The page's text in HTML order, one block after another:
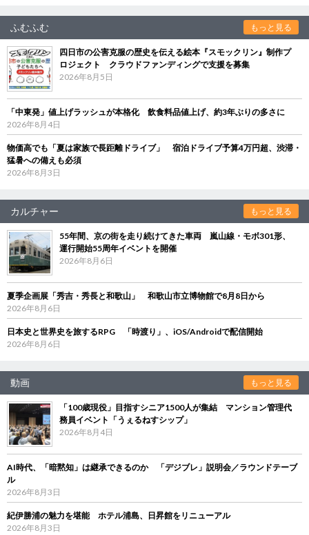
ふむふむ もっと見る
四日市の公害克服の歴史を伝える絵本『スモックリン』制作プ
ロジェクト クラウドファンディングで支援を募集
2026年8月5日
「中東発」値上げラッシュが本格化 飲食料品値上げ、約3年ぶりの多さに
2026年8月4日
物価高でも「夏は家族で長距離ドライブ」 宿泊ドライブ予算4万円超、渋滞・
猛暑への備えも必須
2026年8月3日
カルチャー もっと見る
55年間、京の街を走り続けてきた車両 嵐山線・モボ301形、
運行開始55周年イベントを開催
2026年8月6日
夏季企画展「秀吉・秀長と和歌山」 和歌山市立博物館で8月8日から
2026年8月6日
日本史と世界史を旅するRPG 「時渡り」、iOS/Androidで配信開始
2026年8月6日
動画 もっと見る
「100歳現役」目指すシニア1500人が集結 マンション管理代
務員イベント「うぇるねすシップ」
2026年8月4日
AI時代、「暗黙知」は継承できるのか 「デジブレ」説明会／ラウンドテーブ
ル
2026年8月3日
紀伊勝浦の魅力を堪能 ホテル浦島、日昇館をリニューアル
2026年8月3日